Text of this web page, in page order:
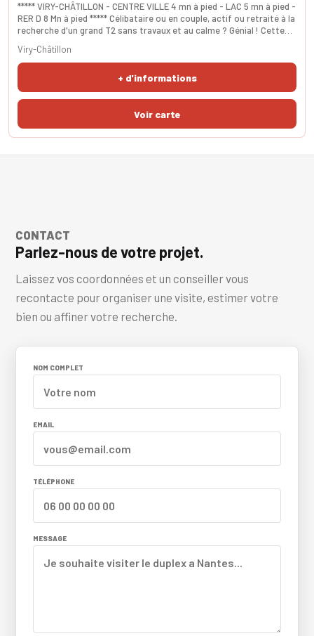
***** VIRY-CHÂTILLON - CENTRE VILLE 4 mn à pied - LAC 5 mn à pied -
RER D 8 Mn à pied ***** Célibataire ou en couple, actif ou retraité à la
recherche d'un grand T2 sans travaux et au calme ? Génial ! Cette
de vie généreuse comprend une cuisine US très fonctionnelle, un
espace salon et séjour. Les grandes baies vitrées vous assurent
+ d'informations
Viry-Châtillon
CONTACT
Parlez-nous de votre projet.
Laissez vos coordonnées et un conseiller vous
recontacte pour organiser une visite, estimer votre
bien ou affiner votre recherche.
NOM COMPLET
EMAIL
TÉLÉPHONE
MESSAGE